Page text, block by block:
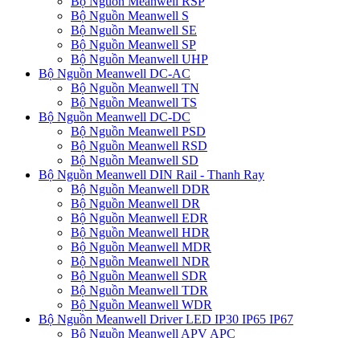
Bộ Nguồn Meanwell S
Bộ Nguồn Meanwell SE
Bộ Nguồn Meanwell SP
Bộ Nguồn Meanwell UHP
Bộ Nguồn Meanwell DC-AC
Bộ Nguồn Meanwell TN
Bộ Nguồn Meanwell TS
Bộ Nguồn Meanwell DC-DC
Bộ Nguồn Meanwell PSD
Bộ Nguồn Meanwell RSD
Bộ Nguồn Meanwell SD
Bộ Nguồn Meanwell DIN Rail - Thanh Ray
Bộ Nguồn Meanwell DDR
Bộ Nguồn Meanwell DR
Bộ Nguồn Meanwell EDR
Bộ Nguồn Meanwell HDR
Bộ Nguồn Meanwell MDR
Bộ Nguồn Meanwell NDR
Bộ Nguồn Meanwell SDR
Bộ Nguồn Meanwell TDR
Bộ Nguồn Meanwell WDR
Bộ Nguồn Meanwell Driver LED IP30 IP65 IP67
Bộ Nguồn Meanwell APV APC